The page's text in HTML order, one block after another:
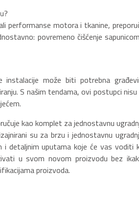
performanse motora i tkanine,
povremeno čišćenje
instalacije može biti potrebna
S našim tendama, ovi postupci
kao komplet za jednostavnu
su za brzu i jednostavnu
i detaljnim uputama koje će vas voditi
u svom novom proizvodu bez
proizvoda.